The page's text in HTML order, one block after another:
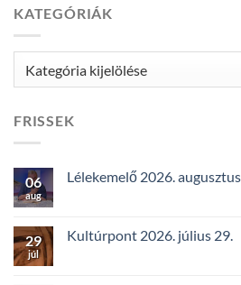
KATEGÓRIÁK
FRISSEK
06
aug
Lélekemelő 2026. augusztus
29
júl
Kultúrpont 2026. július 29.